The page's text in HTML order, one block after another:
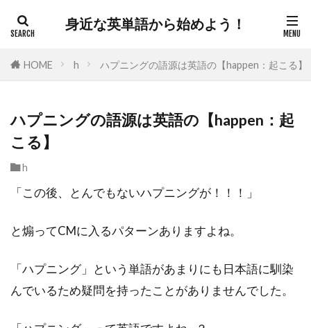
身近な英単語から始めよう！
HOME h ハプニングの語源は英語の【happen：起こる】
ハプニングの語源は英語の【happen：起
こる】
h
「この後、とんでもないハプニングが！！！」
と煽ってCMに入るパターンありますよね。
「ハプニング」という単語があまりにも日本語に馴染
んでいるため疑問を持ったことがありませんでした。